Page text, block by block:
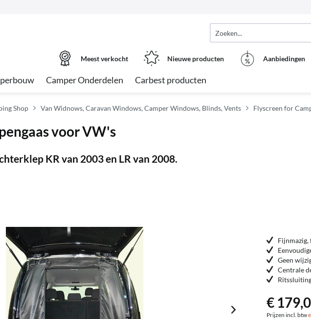
Meest verkocht Nieuwe producten Aanbiedingen
Camper Onderdelen Carbest producten
Shop Van Widnows, Caravan Windows, Camper Windows, Blinds, Vents Flyscreen for
voor VW's
KR van 2003 en LR van 2008.
Fijnmazig,
Geen
Centrale
€
Prijzen incl. btw